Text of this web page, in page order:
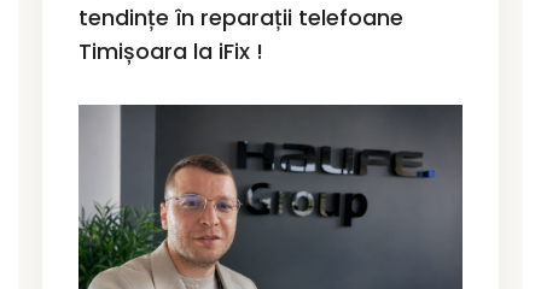
tendințe în reparații telefoane
Timișoara la iFix !